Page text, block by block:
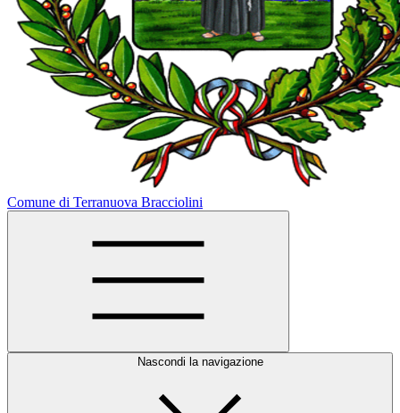
Comune di Terranuova Bracciolini
Nascondi la navigazione